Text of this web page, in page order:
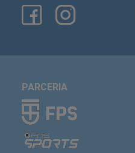
PARCERIA